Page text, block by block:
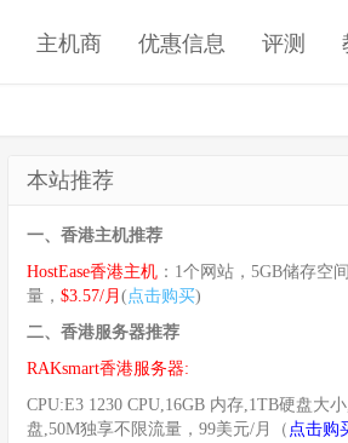
主机商 优惠信息 评测
本站推荐
一、香港主机推荐
HostEase香港主机 ：1个网站，5GB储存空
量， $3.57/月 ( 点击购买)
二、香港服务器推荐
RAKsmart香港服务器:
CPU:E3 1230 CPU,16GB 内存,1TB硬盘大
盘,50M独享不限流量，99美元/月（ 点击购